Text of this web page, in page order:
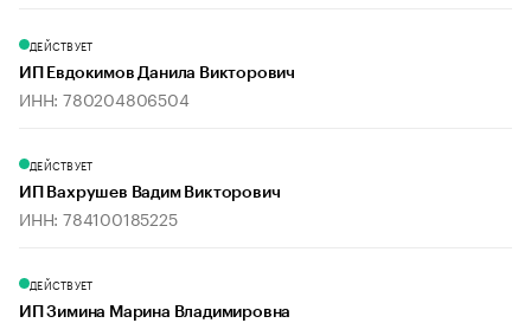
ДЕЙСТВУЕТ
ИП Евдокимов Данила Викторович
ИНН: 780204806504
ДЕЙСТВУЕТ
ИП Вахрушев Вадим Викторович
ИНН: 784100185225
ДЕЙСТВУЕТ
ИП Зимина Марина Владимировна